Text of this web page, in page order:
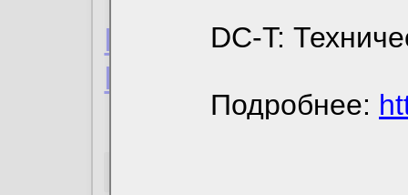
DC-T:
Подробнее:
Пользовательское
Политика